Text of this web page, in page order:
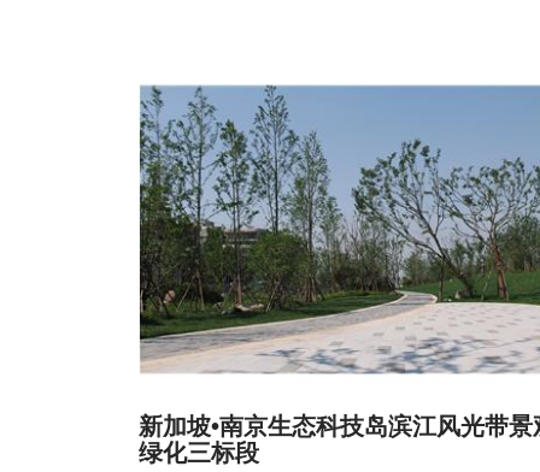
新加坡•南京生态科技岛滨江风光带景
绿化三标段